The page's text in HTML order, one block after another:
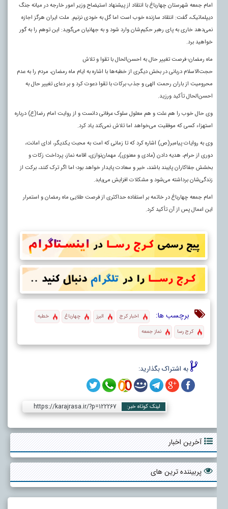
امام جمعه شهرستان چهارباغ با انتقاد از پیشنهاد استیضاح وزیر امور خارجه در میانه جنگ
دیپلماتیک، گفت: انتقاد سازنده خوب است اما گل به خودی نزنیم. ملت ایران هرگز اجازه
نمی‌دهد خاری به پای رهبر حکیم‌شان وارد شود و به جهانیان می‌گوید: این توهم را به گور
خواهید برد.
ماه رمضان؛ فرصت تغییر حال به احسن‌الحال با تقوا و تلاش
حجت‌الاسلام دربانی در بخش دیگری از خطبه‌ها با اشاره به ایام ماه رمضان، مردم را به عدم
محرومیت از باران رحمت الهی و جذب برکات با تقوا دعوت کرد و بر دعای تغییر حال به
احسن‌الحال تأکید ورزید.
وی حال خوب را هم علت و هم معلول سلوک عرفانی دانست و از روایت امام رضا(ع) درباره
استهزاء کسی که موفقیت می‌خواهد اما تلاش نمی‌کند یاد کرد.
وی به روایات پیامبر(ص) اشاره کرد که تا زمانی که امت به محبت یکدیگر، ادای امانت،
دوری از حرام، هدیه دادن (مادی و معنوی)، مهمان‌نوازی، اقامه نماز، پرداخت زکات و
بخشش جفاکاران پایبند باشند، خیر و سعادت پایدار خواهد بود؛ اما اگر ترک کنند، برکت از
زندگی‌شان برداشته می‌شود و مشکلات افزایش می‌یابد.
امام جمعه چهارباغ در خاتمه بر استفاده حداکثری از فرصت طلایی ماه رمضان و استمرار
این اعمال پس از آن تأکید کرد.
برچسب ها: اخبار کرج البرز چهارباغ
خطبه
کرج رسا
نماز جمعه
به اشتراک بگذارید:
لینک کوتاه خبر: https://karajrasa.ir/?p=122267
آخرین اخبار
پربیننده ترین های